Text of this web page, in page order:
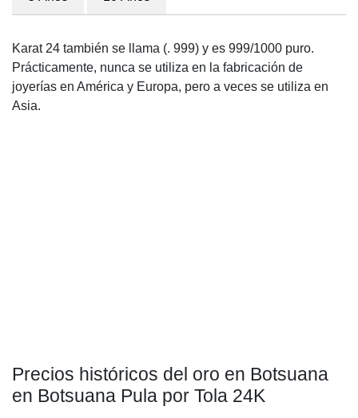
Karat 24 también se llama (. 999) y es 999/1000 puro.
Prácticamente, nunca se utiliza en la fabricación de
joyerías en América y Europa, pero a veces se utiliza en
Asia.
Precios históricos del oro en Botsuana
en Botsuana Pula por Tola 24K